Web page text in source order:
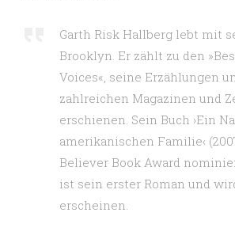
Garth Risk Hallberg lebt mit
Brooklyn. Er zählt zu den
Voices«, seine Erzählungen
zahlreichen Magazinen und
erschienen. Sein Buch ›Ein
amerikanischen Familie‹
Believer Book Award
ist sein erster Roman und
erscheinen.